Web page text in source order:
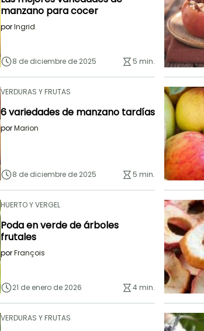
manzano para cocer
porIngrid
8 de diciembre de 2025 5 min.
VERDURAS Y FRUTAS
6 variedades de manzano tardías
porMarion
8 de diciembre de 2025 5 min.
HUERTO Y VERGEL
Poda en verde de árboles
frutales
porFrançois
21 de enero de 2026 4 min.
VERDURAS Y FRUTAS